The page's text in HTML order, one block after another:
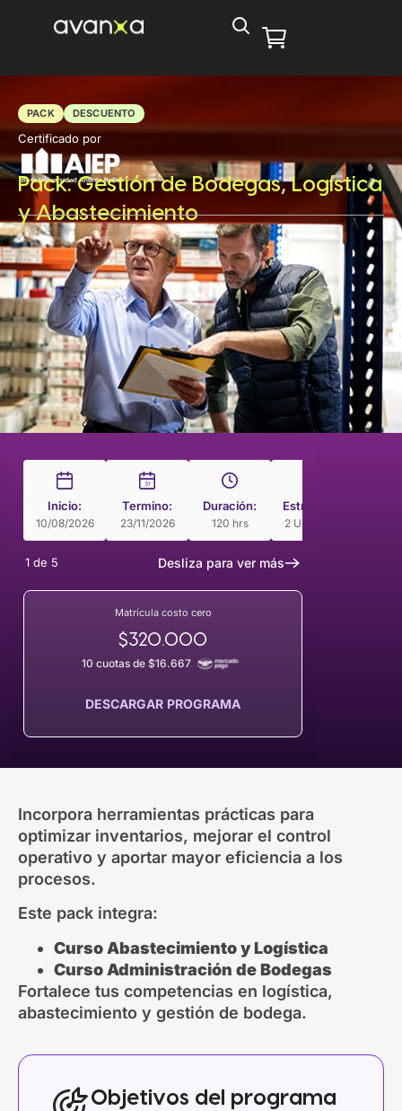
PACK DESCUENTO
Certificado por
Pack: Gestión de Bodegas, Logística
y Abastecimiento
Inicio:
10/08/2026
31
Termino:
23/11/2026
Duración:
120 hrs
Estructura
2 Unidades
1 de 5 Desliza para ver más
Matrícula costo cero
$320.000
10 cuotas de $16.667
DESCARGAR PROGRAMA
Incorpora herramientas prácticas para
optimizar inventarios, mejorar el control
operativo y aportar mayor eficiencia a los
procesos.
Este pack integra:
Curso Abastecimiento y Logística
Curso Administración de Bodegas
Fortalece tus competencias en logística,
abastecimiento y gestión de bodega.
Objetivos del programa